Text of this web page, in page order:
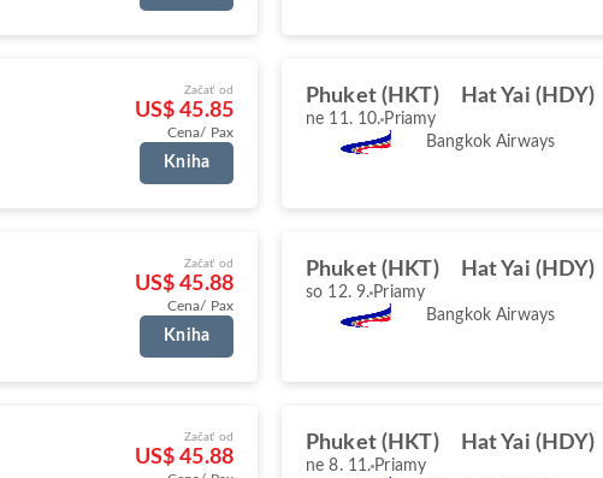
Začať od
US$ 45.85
Cena/ Pax
Kniha
Phuket (HKT) Hat Yai (HDY)
ne 11. 10. Priamy
Bangkok Airways
Začať od
US$ 45.88
Cena/ Pax
Kniha
Phuket (HKT) Hat Yai (HDY)
so 12. 9. Priamy
Bangkok Airways
Začať od
US$ 45.88
Phuket (HKT) Hat Yai (HDY)
ne 8. 11. Priamy